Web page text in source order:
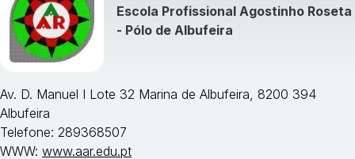
Escola Profissional Agostinho Roseta
- Pólo de Albufeira
Av. D. Manuel I Lote 32 Marina de Albufeira, 8200 394
Albufeira
Telefone: 289368507
WWW: www.aar.edu.pt